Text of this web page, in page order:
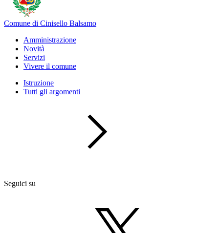
Comune di Cinisello Balsamo
Amministrazione
Novità
Servizi
Vivere il comune
Istruzione
Tutti gli argomenti
Seguici su